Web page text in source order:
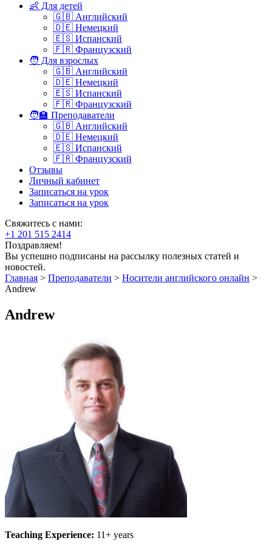
👶 Для детей
🇬🇧 Английский
🇩🇪 Немецкий
🇪🇸 Испанский
🇫🇷 Французский
🧑 Для взрослых
🇬🇧 Английский
🇩🇪 Немецкий
🇪🇸 Испанский
🇫🇷 Французский
🧑‍🏫 Преподаватели
🇬🇧 Английский
🇩🇪 Немецкий
🇪🇸 Испанский
🇫🇷 Французский
Отзывы
Личный кабинет
Записаться на урок
Записаться на урок
Свяжитесь с нами:
+1 201 515 2414
Поздравляем!
Вы успешно подписаны на рассылку полезных статей и
новостей.
Главная > Преподаватели > Носители английского онлайн >
Andrew
Andrew
Teaching Experience: 11+ years